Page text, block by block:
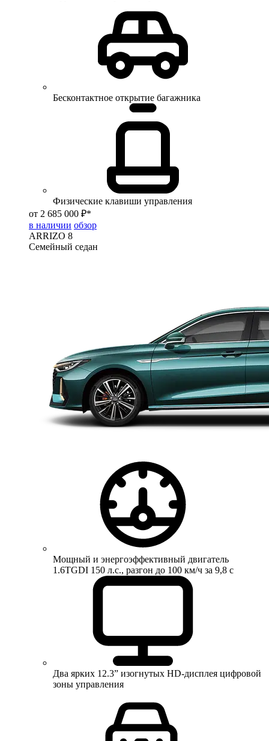
Бесконтактное открытие багажника
Физические клавиши управления
от 2 685 000 ₽*
в наличии обзор
ARRIZO 8
Семейный седан
Мощный и энергоэффективный двигатель
1.6TGDI 150 л.с., разгон до 100 км/ч за 9,8 с
Два ярких 12.3” изогнутых HD-дисплея цифровой
зоны управления